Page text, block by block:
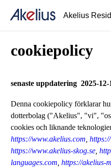
Akelius
cookiepolicy
senaste uppdatering 2025-12-
Denna cookiepolicy förklarar
dotterbolag ("Akelius", "vi",
cookies och liknande
https://www.akelius.com ,
https://www.akelius-skog.se ,
languages.com ,https://akelius-